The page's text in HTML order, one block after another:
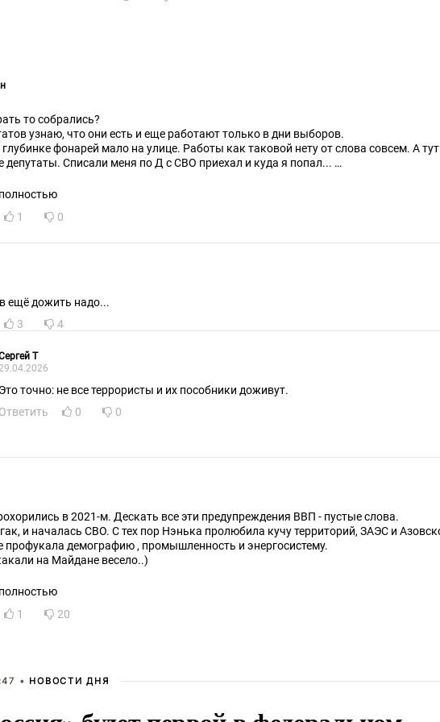
то собрались?
узнаю, что они есть и еще работают только в дни выборов.
фонарей мало на улице. Работы как таковой нету от слова совсем. А тут
депутаты. Списали меня по Д с СВО приехал и куда я попал...
депутатов
1 0
ещё дожить надо...
3 4
T
29.04.2026
Это точно: не все террористы и их пособники доживут.
Ответить
0 0
Хлопцы хорохорились в 2021-м. Дескать все эти предупреждения ВВП - пустые слова.
ЗАЭС и Азовское
еще профукала демографию , промышленность и энергосистему.
на Майдане весело..)
1 20
• НОВОСТИ ДНЯ